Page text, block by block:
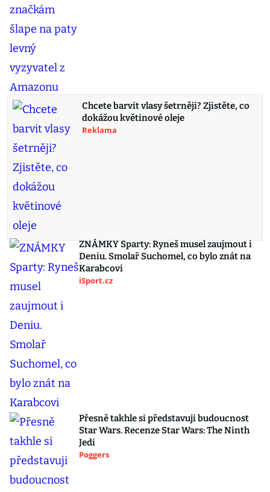
Chcete barvit vlasy šetrněji? Zjistěte, co
dokážou květinové oleje
Reklama
ZNÁMKY Sparty: Ryneš musel zaujmout i
Deniu. Smolař Suchomel, co bylo znát na
Karabcovi
iSport.cz
Přesně takhle si představuji budoucnost
Star Wars. Recenze Star Wars: The Ninth
Jedi
Poggers